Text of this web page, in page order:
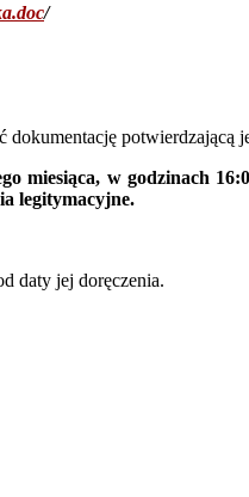
/
potwierdzającą
miesiąca, w godzinach
legitymacyjne.
daty jej doręczenia.